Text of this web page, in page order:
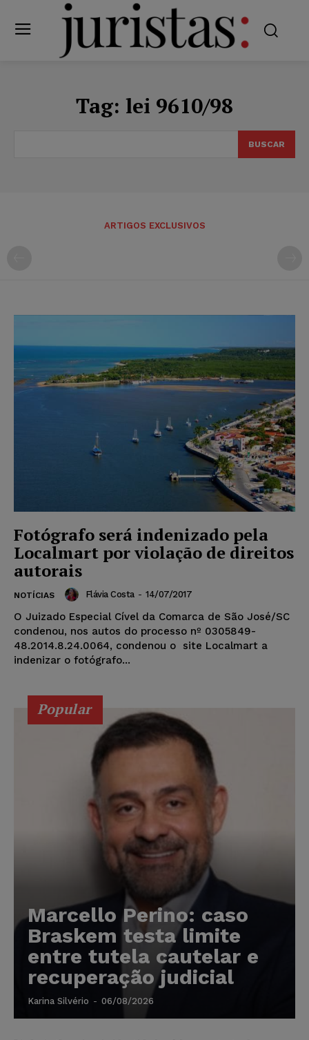
Tag: lei 9610/98
BUSCAR
ARTIGOS EXCLUSIVOS
Fotógrafo será indenizado pela
Localmart por violação de direitos
autorais
NOTÍCIAS Flávia Costa - 14/07/2017
O Juizado Especial Cível da Comarca de São José/SC
condenou, nos autos do processo nº 0305849-
48.2014.8.24.0064, condenou o site Localmart a
indenizar o fotógrafo...
Popular
Marcello Perino: caso
Braskem testa limite
entre tutela cautelar e
recuperação judicial
Karina Silvério - 06/08/2026